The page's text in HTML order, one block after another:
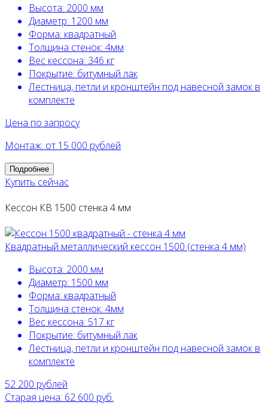
Высота: 2000 мм
Диаметр: 1200 мм
Форма: квадратный
Толщина стенок: 4мм
Вес кессона: 346 кг
Покрытие: битумный лак
Лестница, петли и кронштейн под навесной замок в
комплекте
Цена по запросу
Монтаж: от 15 000 рублей
Подробнее
Купить сейчас
Кессон КВ 1500 стенка 4 мм
Квадратный металлический кессон 1500 (стенка 4 мм)
Высота: 2000 мм
Диаметр: 1500 мм
Форма: квадратный
Толщина стенок: 4мм
Вес кессона: 517 кг
Покрытие: битумный лак
Лестница, петли и кронштейн под навесной замок в
комплекте
52 200 рублей
Старая цена: 62 600 руб.